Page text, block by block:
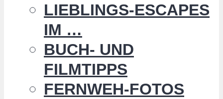
LIEBLINGS-ESCAPES
IM …
BUCH- UND
FILMTIPPS
FERNWEH-FOTOS